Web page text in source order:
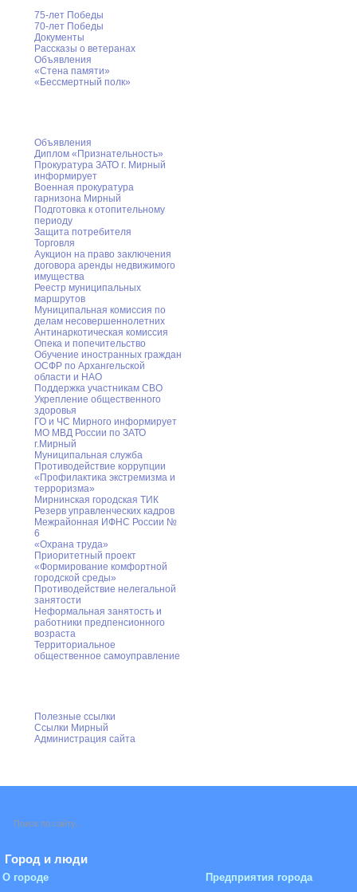
75-лет Победы
70-лет Победы
Документы
Рассказы о ветеранах
Объявления
«Стена памяти»
«Бессмертный полк»
Объявления
Диплом «Признательность»
Прокуратура ЗАТО г. Мирный
информирует
Военная прокуратура
гарнизона Мирный
Подготовка к отопительному
периоду
Защита потребителя
Торговля
Аукцион на право заключения
договора аренды недвижимого
имущества
Реестр муниципальных
маршрутов
Муниципальная комиссия по
делам несовершеннолетних
Антинаркотическая комиссия
Опека и попечительство
Обучение иностранных граждан
ОСФР по Архангельской
области и НАО
Поддержка участникам СВО
Укрепление общественного
здоровья
ГО и ЧС Мирного информирует
МО МВД России по ЗАТО
г.Мирный
Муниципальная cлужба
Противодействие коррупции
«Профилактика экстремизма и
терроризма»
Мирнинская городская ТИК
Резерв управленческих кадров
Межрайонная ИФНС России №
6
«Охрана труда»
Приоритетный проект
«Формирование комфортной
городской среды»
Противодействие нелегальной
занятости
Неформальная занятость и
работники предпенсионного
возраста
Территориальное
общественное самоуправление
Полезные ссылки
Ссылки Мирный
Администрация сайта
Город и люди
О городе Предприятия города